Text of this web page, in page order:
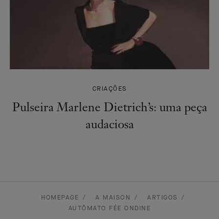
CRIAÇÕES
Pulseira Marlene Dietrich’s: uma peça
audaciosa
HOMEPAGE A MAISON
ARTIGOS
AUTÔMATO FÉE ONDINE